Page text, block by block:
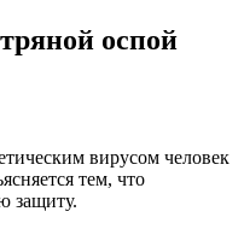
оспой
вирусом человек
тем, что
защиту.